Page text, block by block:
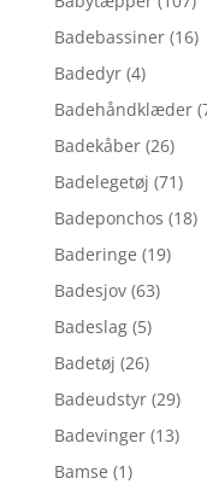
Badebassiner (16)
Badedyr (4)
Badehåndklæder
Badekåber (26)
Badelegetøj (71)
Badeponchos (18)
Baderinge (19)
Badesjov (63)
Badeslag (5)
Badetøj (26)
Badeudstyr (29)
Badevinger (13)
Bamse (1)